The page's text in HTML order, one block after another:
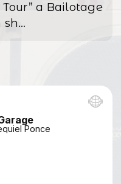
a Bailotage